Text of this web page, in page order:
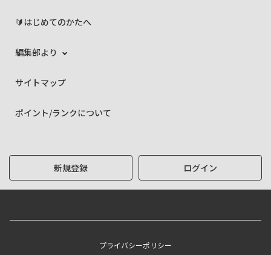
🔰はじめてのかたへ
編集部より
サイトマップ
ポイント/ランクについて
新規登録 ログイン
プライバシーポリシー